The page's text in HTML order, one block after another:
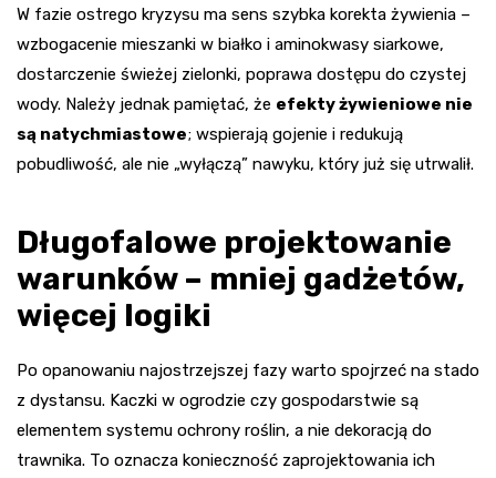
W fazie ostrego kryzysu ma sens szybka korekta żywienia –
wzbogacenie mieszanki w białko i aminokwasy siarkowe,
dostarczenie świeżej zielonki, poprawa dostępu do czystej
wody. Należy jednak pamiętać, że efekty żywieniowe nie
są natychmiastowe; wspierają gojenie i redukują
pobudliwość, ale nie „wyłączą” nawyku, który już się utrwalił.
Długofalowe projektowanie
warunków – mniej gadżetów,
więcej logiki
Po opanowaniu najostrzejszej fazy warto spojrzeć na stado
z dystansu. Kaczki w ogrodzie czy gospodarstwie są
elementem systemu ochrony roślin, a nie dekoracją do
trawnika. To oznacza konieczność zaprojektowania ich